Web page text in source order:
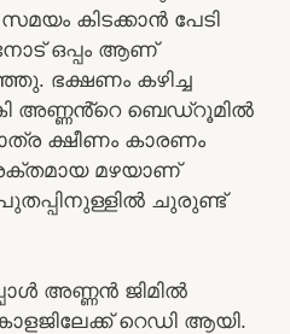
സമയം കിടക്കാൻ പേടി
ഒപ്പം ആണ്
ഭക്ഷണം കഴിച്ച
അണ്ണൻ്റെ ബെഡ്റൂമിൽ
ക്ഷീണം കാരണം
മഴയാണ്
ചുരുണ്ട്
അണ്ണൻ ജിമിൽ
റെഡി ആയി.